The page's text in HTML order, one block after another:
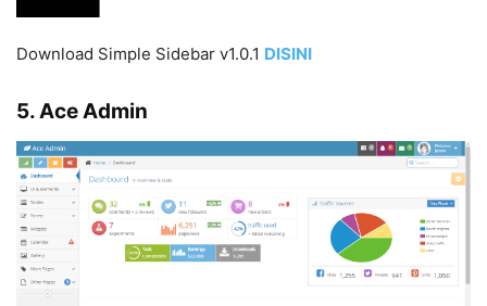
Download Simple Sidebar v1.0.1 DISINI
5. Ace Admin